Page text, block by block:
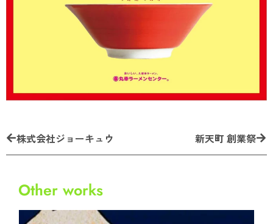
株式会社ジョーキュウ ​新天町 創業祭
Other works